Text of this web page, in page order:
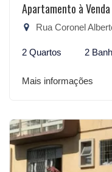
Apartamento à
Rua Coronel
2 Quartos 2
Mais informações